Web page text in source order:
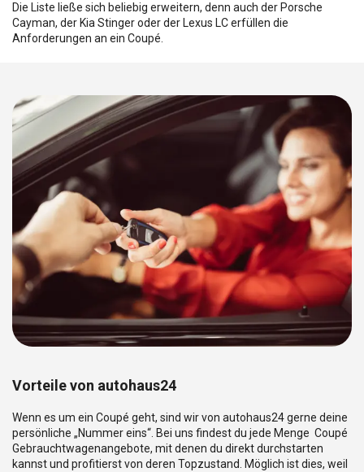
Die Liste ließe sich beliebig erweitern, denn auch der Porsche
Cayman, der Kia Stinger oder der Lexus LC erfüllen die
Anforderungen an ein Coupé.
Vorteile von autohaus24
Wenn es um ein Coupé geht, sind wir von autohaus24 gerne deine
persönliche „Nummer eins“. Bei uns findest du jede Menge Coupé
Gebrauchtwagenangebote, mit denen du direkt durchstarten
kannst und profitierst von deren Topzustand. Möglich ist dies, weil